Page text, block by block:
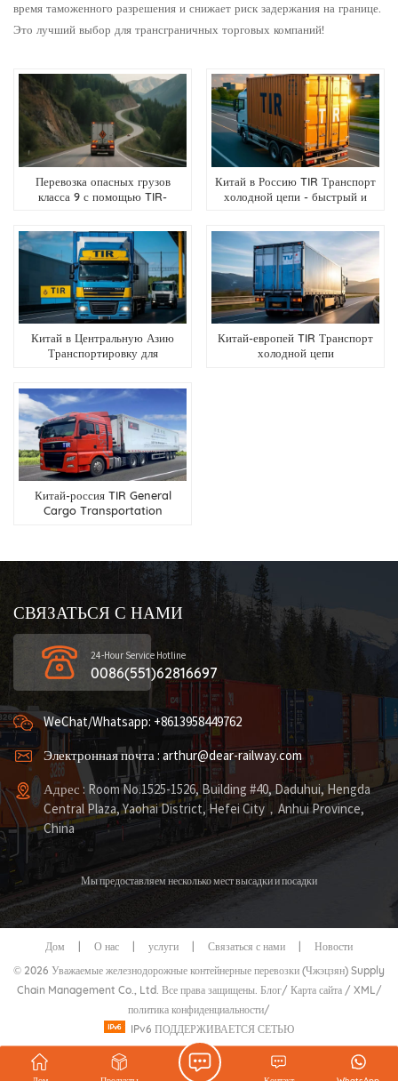
время таможенного разрешения и снижает риск задержания на границе.
Это лучший выбор для трансграничных торговых компаний!
Перевозка опасных грузов
класса 9 с помощью TIR-
Китай в Россию TIR Транспорт
холодной цепи - быстрый и
Китай в Центральную Азию
Транспортировку для
Китай-европей TIR Транспорт
холодной цепи
Китай-россия TIR General
Cargo Transportation
СВЯЗАТЬСЯ С НАМИ
24-Hour Service Hotline
0086(551)62816697
WeChat/Whatsapp: +8613958449762
Электронная почта : arthur@dear-railway.com
Адрес : Room No.1525-1526, Building #40, Daduhui, Hengda
Central Plaza, Yaohai District, Hefei City，Anhui Province,
China
Мы предоставляем несколько мест высадки и посадки
Дом О нас услуги Связаться с нами
Новости
© 2026 Уважаемые железнодорожные контейнерные перевозки (Чжэцзян) Supply
Chain Management Co., Ltd. Все права защищены. Блог/ Карта сайта / XML /
политика конфиденциальности/
IPv6 ПОДДЕРЖИВАЕТСЯ СЕТЬЮ